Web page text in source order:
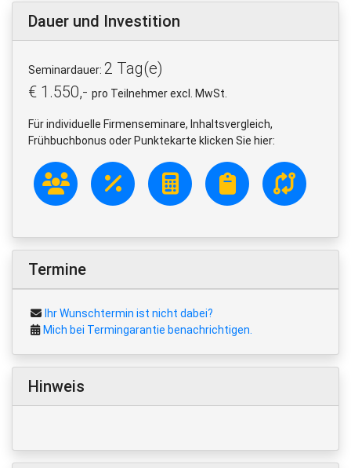
Dauer und Investition
Seminardauer: 2 Tag(e)
€ 1.550,- pro Teilnehmer excl. MwSt.
Für individuelle Firmenseminare, Inhaltsvergleich,
Frühbuchbonus oder Punktekarte klicken Sie hier:
Termine
Ihr Wunschtermin ist nicht dabei?
Mich bei Termingarantie benachrichtigen.
Hinweis